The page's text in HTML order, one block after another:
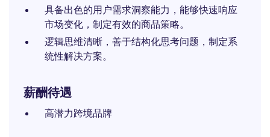
具备出色的用户需求洞察能力，能够快速响应
市场变化，制定有效的商品策略。
逻辑思维清晰，善于结构化思考问题，制定系
统性解决方案。
薪酬待遇
高潜力跨境品牌